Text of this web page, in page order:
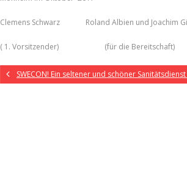
Clemens Schwarz Roland Albien und Joachim
( 1. Vorsitzender) (für die Bereitschaft)
SWECON! Ein seltener und schöner